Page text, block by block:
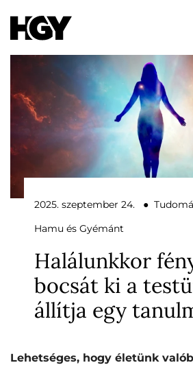
2025. szeptember 24. ●
Hamu és Gyémánt
Halálunkkor
bocsát ki a
állítja egy
Lehetséges, hogy életünk